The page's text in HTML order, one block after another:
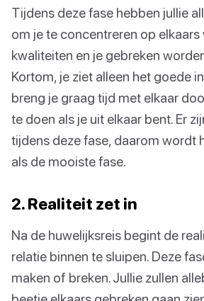
Tijdens deze fase hebben jullie
om je te concentreren op
kwaliteiten en je gebreken
Kortom, je ziet alleen het goede
breng je graag tijd met elkaar
te doen als je uit elkaar bent. Er
tijdens deze fase, daarom wordt
als de mooiste fase.
2. Realiteit zet in
Na de huwelijksreis begint de
relatie binnen te sluipen. Deze
maken of breken. Jullie zullen